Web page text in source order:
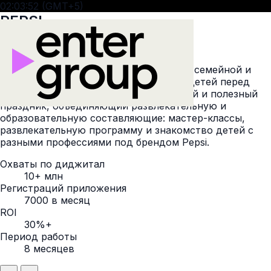
02:03:54 (GMT+5)
PEPSI
Описание
Pepsi — бренд, активно работающий с семейной и
детской аудиторией. Ко Дню защиты детей перед
нами стояла задача организовать яркий и полезный
праздник, объединяющий развлекательную и
образовательную составляющие: мастер-классы,
развлекательную программу и знакомство детей с
разными профессиями под брендом Pepsi.
Охваты по диджитал
10+ млн
Регистраций приложения
7000 в месяц
ROI
30%+
Период работы
8 месяцев